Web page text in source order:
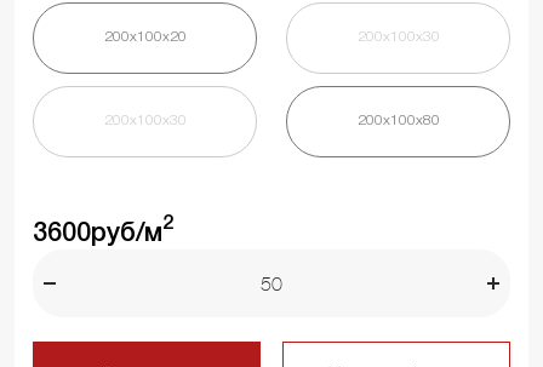
200х100х20 200х100х30
200х100х30 200х100х80
3600руб/м2